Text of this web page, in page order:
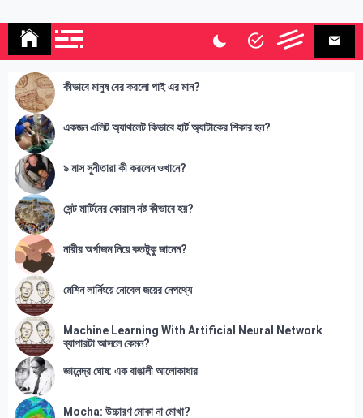
কীভাবে মানুষ বের করলো পাই এর মান?
একজন এলিট অ্যাথলেট কিভাবে হার্ট অ্যাটাকের শিকার হন?
৯ মাস সুনীতারা কী করলেন ওখানে?
সেন্ট মার্টিনের কোরাল নষ্ট কীভাবে হয়?
নারীর অর্গাজম নিয়ে কতটুকু জানেন?
মেশিন লার্নিংয়ে নোবেল জয়ের নেপথ্যে
Machine Learning With Artificial Neural Network
ব্যাপারটা আসলে কেমন?
জ্ঞানেন্দ্র ঘোষ: এক বাঙালী আলোকাধার
Mocha: উচ্চারণ মোকা না মোখা?